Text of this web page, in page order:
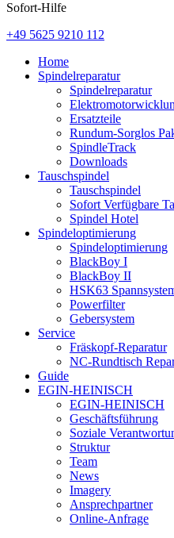
Sofort-Hilfe
+49 5625 9210 112
Home
Spindelreparatur
Spindelreparatur
Ersatzteile
Rundum-Sorglos
SpindleTrack
Downloads
Tauschspindel
Tauschspindel
Sofort Verfügbare
Spindel Hotel
Spindeloptimierung
Spindeloptimierung
BlackBoy I
BlackBoy II
HSK63
Powerfilter
Gebersystem
Service
Fräskopf-Reparatur
NC-Rundtisch
Guide
EGIN-HEINISCH
EGIN-HEINISCH
Geschäftsführung
Soziale
Struktur
Team
News
Imagery
Ansprechpartner
Online-Anfrage